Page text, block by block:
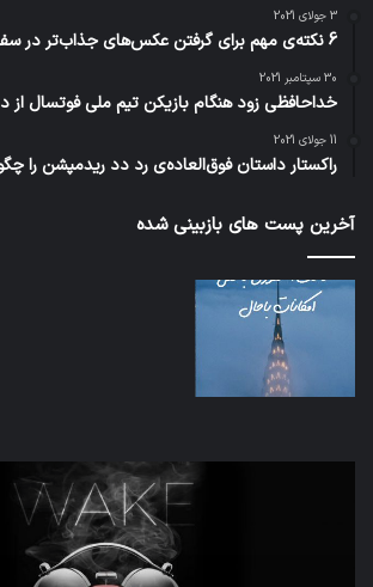
3 جولای 2021
6 نکته‌ی مهم برای گرفتن عکس‌های جذاب‌تر در سفر
30 سپتامبر 2021
خداحافظی زود هنگام بازیکن تیم ملی فوتسال از
11 جولای 2021
راکستار داستان فوق‌العاده‌ی رد دد ریدمپشن را
آخرین پست های بازبینی شده